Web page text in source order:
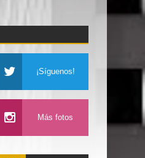
¡Síguenos!
Más fotos